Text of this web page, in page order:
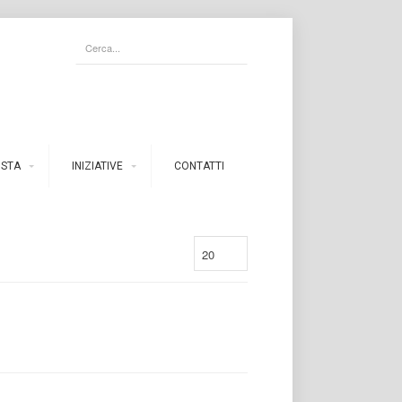
INIZIATIVE CONTATTI
20